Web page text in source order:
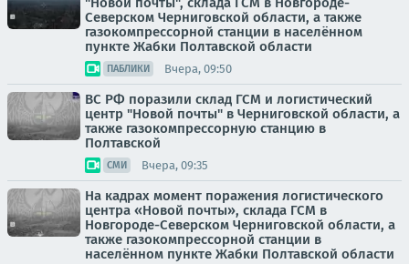
Северском Черниговской области, а также
газокомпрессорной станции в населённом
пункте Жабки Полтавской области
ПАБЛИКИ Вчера, 09:50
ВС РФ поразили склад ГСМ и логистический
центр "Новой почты" в Черниговской области, а
также газокомпрессорную станцию в
Полтавской
СМИ Вчера, 09:35
На кадрах момент поражения логистического
центра «Новой почты», склада ГСМ в
Новгороде-Северском Черниговской области, а
также газокомпрессорной станции в
населённом пункте Жабки Полтавской области